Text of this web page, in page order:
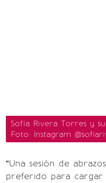
Sofía Rivera Torres y
Foto: Instagram
“Una sesión de
preferido para cargar